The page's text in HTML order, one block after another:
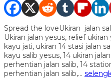
Spread the loveUkiran jalan
Ukiran jalan yesus, relief
kayu jati, ukiran 14 stasi jalan
kayu salib yesus, 14 ukiran
perhentian jalan salib, 14
perhentian jalan salib,…